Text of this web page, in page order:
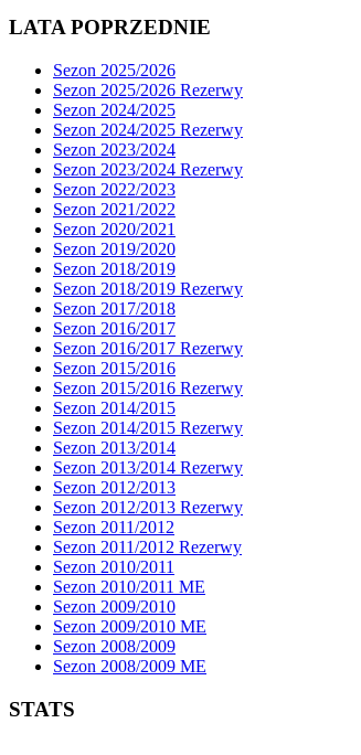
LATA POPRZEDNIE
Sezon 2025/2026
Sezon 2025/2026 Rezerwy
Sezon 2024/2025
Sezon 2024/2025 Rezerwy
Sezon 2023/2024
Sezon 2023/2024 Rezerwy
Sezon 2022/2023
Sezon 2021/2022
Sezon 2020/2021
Sezon 2019/2020
Sezon 2018/2019
Sezon 2018/2019 Rezerwy
Sezon 2017/2018
Sezon 2016/2017
Sezon 2016/2017 Rezerwy
Sezon 2015/2016
Sezon 2015/2016 Rezerwy
Sezon 2014/2015
Sezon 2014/2015 Rezerwy
Sezon 2013/2014
Sezon 2013/2014 Rezerwy
Sezon 2012/2013
Sezon 2012/2013 Rezerwy
Sezon 2011/2012
Sezon 2011/2012 Rezerwy
Sezon 2010/2011
Sezon 2010/2011 ME
Sezon 2009/2010
Sezon 2009/2010 ME
Sezon 2008/2009
Sezon 2008/2009 ME
STATS